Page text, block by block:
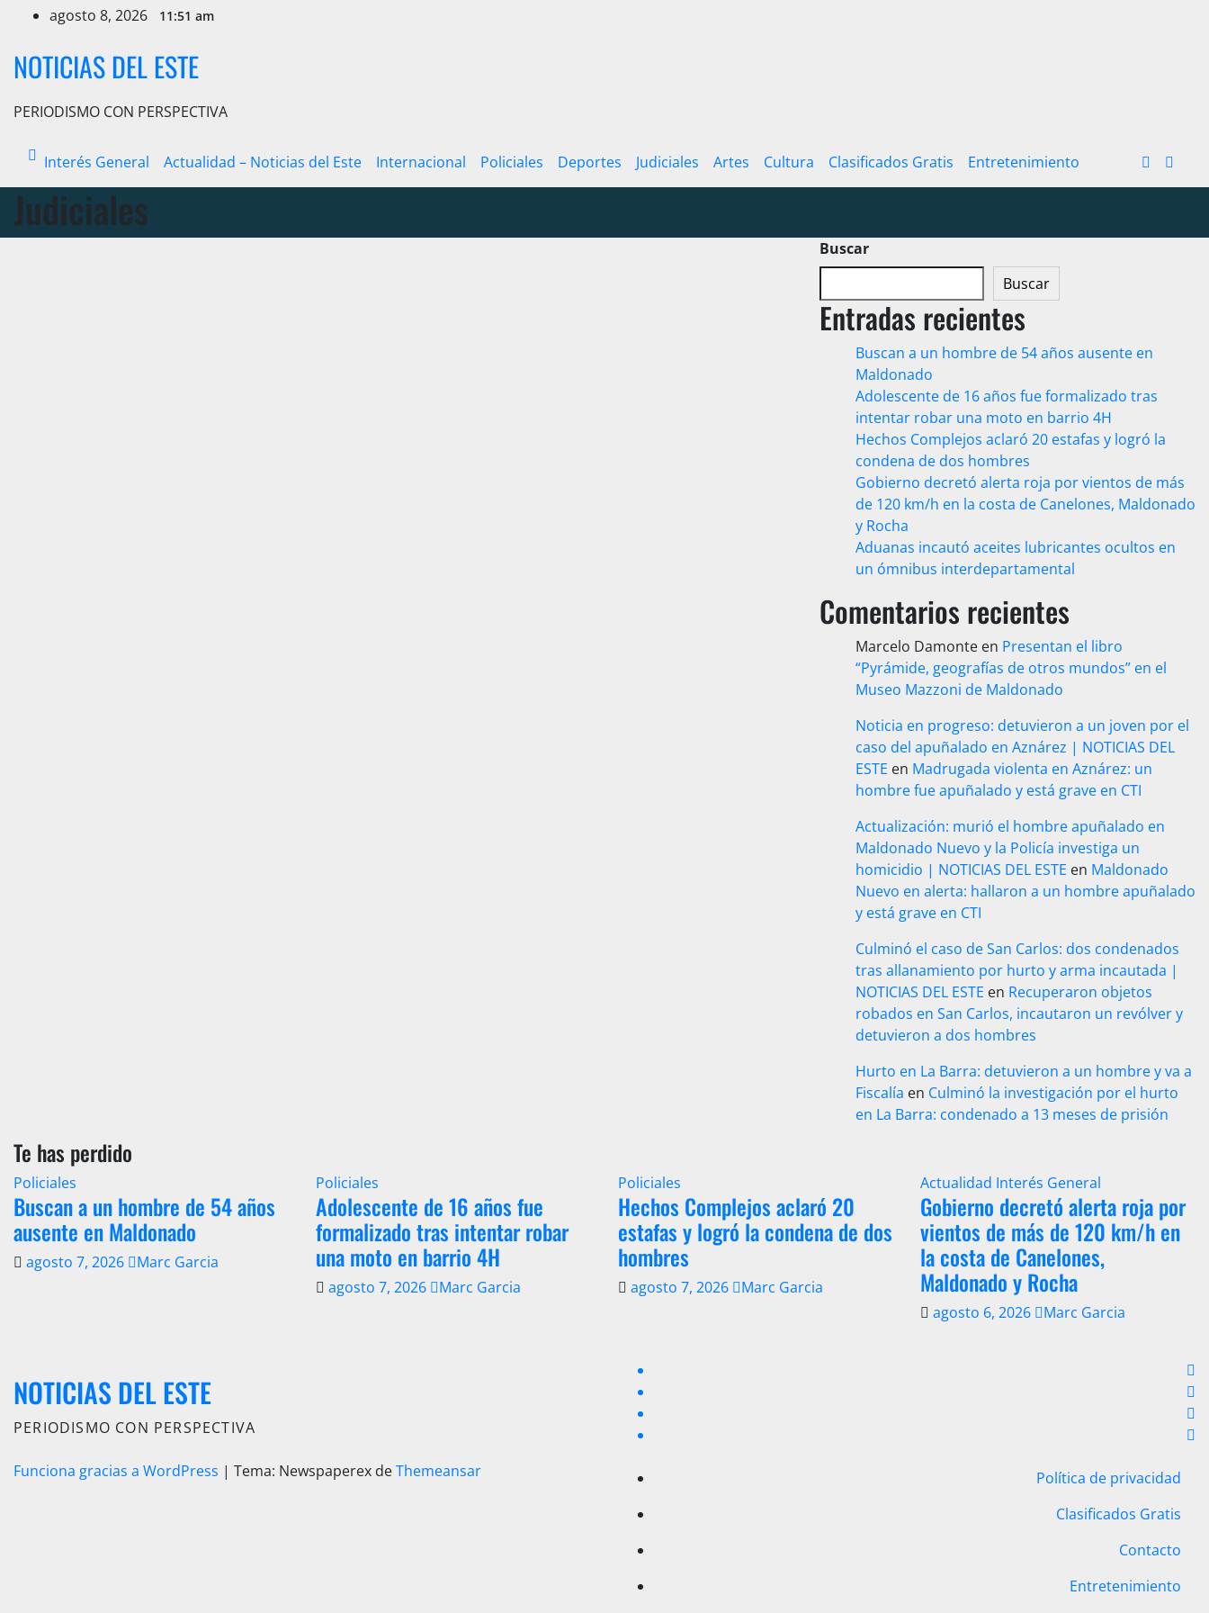
contenido
agosto 8, 2026 11:51 am
NOTICIAS DEL ESTE
PERIODISMO CON PERSPECTIVA
Interés General Actualidad – Noticias del Este Internacional Policiales Deportes Judiciales Artes Cultura Clasificados Gratis Entretenimiento
Judiciales
Buscar
Buscar
Entradas recientes
Buscan a un hombre de 54 años ausente en
Maldonado
Adolescente de 16 años fue formalizado tras
intentar robar una moto en barrio 4H
Hechos Complejos aclaró 20 estafas y logró la
condena de dos hombres
Gobierno decretó alerta roja por vientos de más
de 120 km/h en la costa de Canelones, Maldonado
y Rocha
Aduanas incautó aceites lubricantes ocultos en
un ómnibus interdepartamental
Comentarios recientes
Marcelo Damonte en Presentan el libro
“Pyrámide, geografías de otros mundos” en el
Museo Mazzoni de Maldonado
Noticia en progreso: detuvieron a un joven por el
caso del apuñalado en Aznárez | NOTICIAS DEL
ESTE en Madrugada violenta en Aznárez: un
hombre fue apuñalado y está grave en CTI
Actualización: murió el hombre apuñalado en
Maldonado Nuevo y la Policía investiga un
homicidio | NOTICIAS DEL ESTE en Maldonado
Nuevo en alerta: hallaron a un hombre apuñalado
y está grave en CTI
Culminó el caso de San Carlos: dos condenados
tras allanamiento por hurto y arma incautada |
NOTICIAS DEL ESTE en Recuperaron objetos
robados en San Carlos, incautaron un revólver y
detuvieron a dos hombres
Hurto en La Barra: detuvieron a un hombre y va a
Fiscalía en Culminó la investigación por el hurto
en La Barra: condenado a 13 meses de prisión
Te has perdido
Policiales
Buscan a un hombre de 54 años
ausente en Maldonado
agosto 7, 2026 Marc Garcia
Policiales
Adolescente de 16 años fue
formalizado tras intentar robar
una moto en barrio 4H
agosto 7, 2026 Marc Garcia
Policiales
Hechos Complejos aclaró 20
estafas y logró la condena de dos
hombres
agosto 7, 2026 Marc Garcia
Actualidad Interés General
Gobierno decretó alerta roja por
vientos de más de 120 km/h en
la costa de Canelones,
Maldonado y Rocha
agosto 6, 2026 Marc Garcia
NOTICIAS DEL ESTE
PERIODISMO CON PERSPECTIVA
Funciona gracias a WordPress | Tema: Newspaperex deThemeansar
Política de privacidad
Clasificados Gratis
Contacto
Entretenimiento